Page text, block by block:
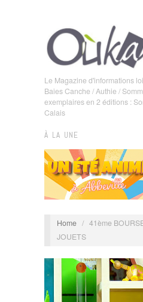
Le Magazine d'informations
Baies Canche / Authie /
exemplaires en 2 éditions :
Calais
À LA UNE
Home / 41ème
JOUETS